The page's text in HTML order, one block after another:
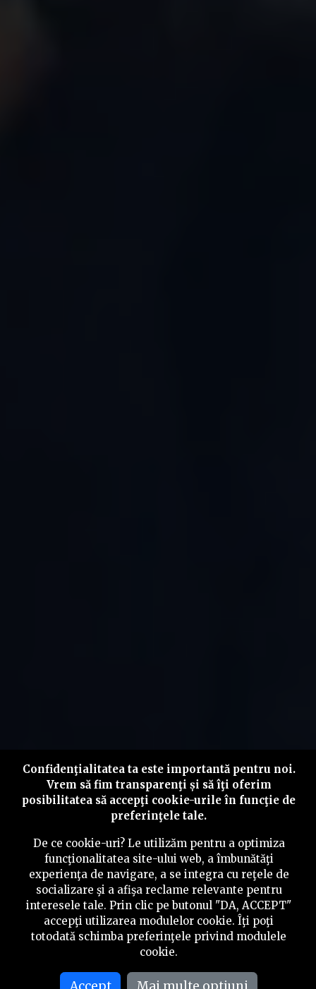
Confidenţialitatea ta este importantă pentru noi.
Vrem să fim transparenţi și să îţi oferim
posibilitatea să accepţi cookie-urile în funcţie de
preferinţele tale.
De ce cookie-uri? Le utilizăm pentru a optimiza
funcţionalitatea site-ului web, a îmbunătăţi
experienţa de navigare, a se integra cu reţele de
socializare şi a afişa reclame relevante pentru
interesele tale. Prin clic pe butonul "DA, ACCEPT"
accepţi utilizarea modulelor cookie. Îţi poţi
totodată schimba preferinţele privind modulele
cookie.